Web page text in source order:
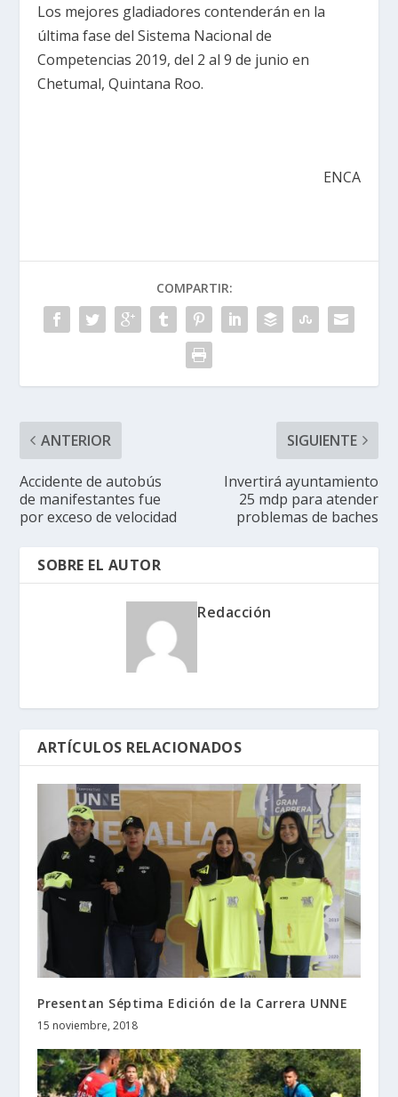
Los mejores gladiadores contenderán en la
última fase del Sistema Nacional de
Competencias 2019, del 2 al 9 de junio en
Chetumal, Quintana Roo.
ENCA
COMPARTIR:
ANTERIOR
Accidente de autobús
de manifestantes fue
por exceso de velocidad
SIGUIENTE
Invertirá ayuntamiento
25 mdp para atender
problemas de baches
SOBRE EL AUTOR
Redacción
ARTÍCULOS RELACIONADOS
Presentan Séptima Edición de la Carrera UNNE
15 noviembre, 2018